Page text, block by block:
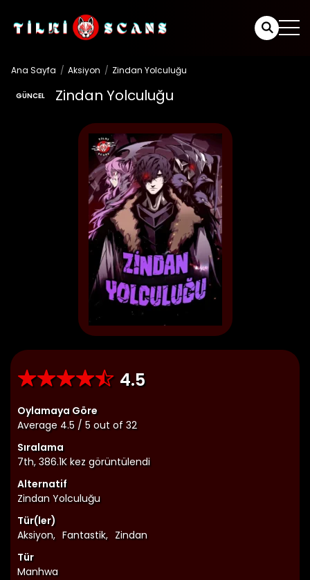
Ana Sayfa Aksiyon Zindan Yolculuğu
GÜNCEL Zindan Yolculuğu
4.5
Oylamaya Göre
Average 4.5/ 5 out of 32
Sıralama
7th, 386.1K kez görüntülendi
Alternatif
Zindan Yolculuğu
Tür(ler)
Aksiyon, Fantastik, Zindan
Tür
Manhwa